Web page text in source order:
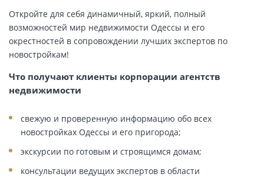
Откройте для себя динамичный, яркий, полный
возможностей мир недвижимости Одессы и его
окрестностей в сопровождении лучших экспертов по
новостройкам!
Что получают клиенты корпорации агентств
недвижимости
свежую и проверенную информацию обо всех
новостройках Одессы и его пригорода;
экскурсии по готовым и строящимся домам;
консультации ведущих экспертов в области